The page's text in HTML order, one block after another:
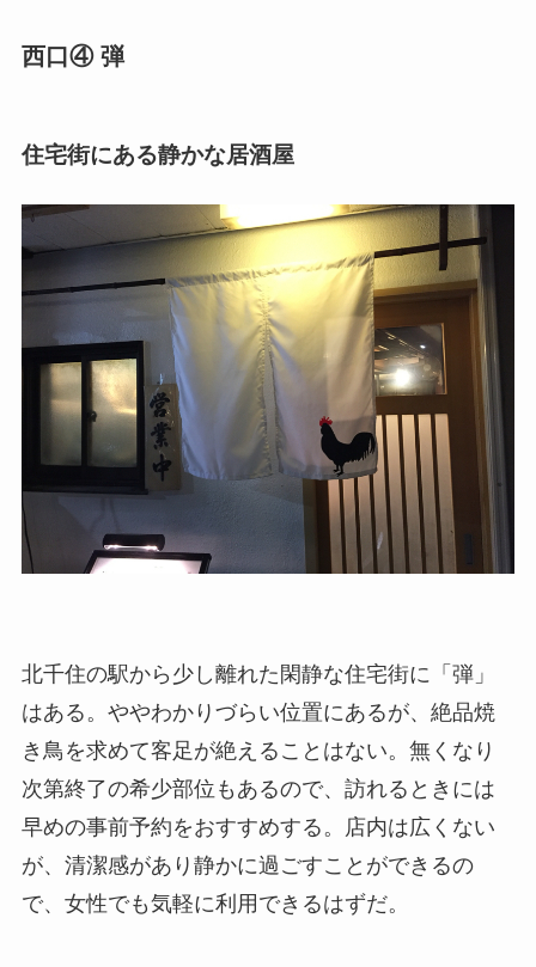
西口④ 弾
住宅街にある静かな居酒屋
北千住の駅から少し離れた閑静な住宅街に「弾」
はある。ややわかりづらい位置にあるが、絶品焼
き鳥を求めて客足が絶えることはない。無くなり
次第終了の希少部位もあるので、訪れるときには
早めの事前予約をおすすめする。店内は広くない
が、清潔感があり静かに過ごすことができるの
で、女性でも気軽に利用できるはずだ。